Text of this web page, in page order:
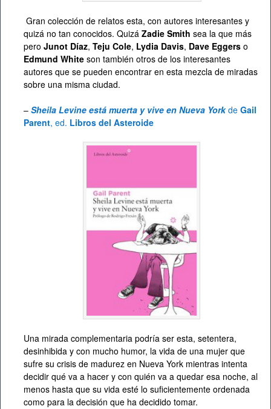
Gran colección de relatos esta, con autores interesantes y
quizá no tan conocidos. Quizá Zadie Smith sea la que más
pero Junot Díaz, Teju Cole, Lydia Davis, Dave Eggers o
Edmund White son también otros de los interesantes
autores que se pueden encontrar en esta mezcla de miradas
sobre una misma ciudad.
– Sheila Levine está muerta y vive en Nueva Yorkde Gail
Parent, ed. Libros del Asteroide
Una mirada complementaria podría ser esta, setentera,
desinhibida y con mucho humor, la vida de una mujer que
sufre su crisis de madurez en Nueva York mientras intenta
decidir qué va a hacer y con quién va a quedar esa noche, al
menos hasta que su vida esté lo suficientemente ordenada
como para la decisión que ha decidido tomar.